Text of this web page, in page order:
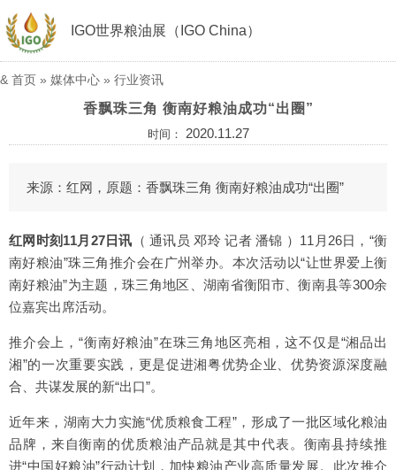
IGO世界粮油展（IGO China）
& 首页 » 媒体中心 » 行业资讯
香飘珠三角 衡南好粮油成功“出圈”
时间： 2020.11.27
来源：红网，原题：香飘珠三角 衡南好粮油成功“出圈”
红网时刻11月27日讯 （ 通讯员 邓玲 记者 潘锦 ）11月26日，“衡
南好粮油”珠三角推介会在广州举办。本次活动以“让世界爱上衡
南好粮油”为主题，珠三角地区、湖南省衡阳市、衡南县等300余
位嘉宾出席活动。
推介会上，“衡南好粮油”在珠三角地区亮相，这不仅是“湘品出
湘”的一次重要实践，更是促进湘粤优势企业、优势资源深度融
合、共谋发展的新“出口”。
近年来，湖南大力实施“优质粮食工程”，形成了一批区域化粮油
品牌，来自衡南的优质粮油产品就是其中代表。衡南县持续推
进“中国好粮油”行动计划，加快粮油产业高质量发展。此次推介